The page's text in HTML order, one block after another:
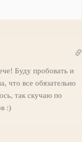
Буду пробовать и
что все обязательно
так скучаю по
:)